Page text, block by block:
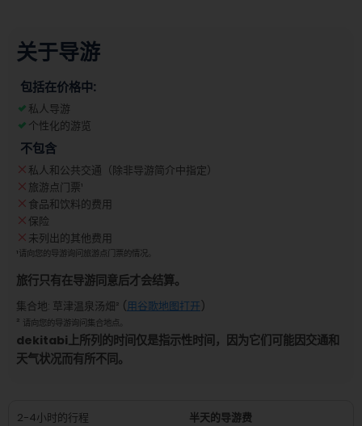
关于导游
包括在价格中:
私人导游
个性化的游览
不包含
私人和公共交通（除非导游简介中指定）
旅游点门票¹
食品和饮料的费用
保险
未列出的其他费用
¹请向您的导游询问旅游点门票的情况。
旅行只有在导游同意后才会结算。
集合地: 草津温泉汤畑² (用谷歌地图打开)
² 请向您的导游询问集合地点。
dekitabi上所列的时间仅是指示性时间，因为它们可能因交通和
天气状况而有所不同。
2-4小时的行程
半天的导游费